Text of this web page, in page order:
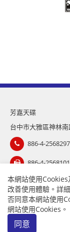
芳嘉天碟
台中市大雅區神林
886-4-
886-4-
APP｜隱私權政策
Designed by
本網站使用
改善使用體驗。詳
否同意本網站使用
網站使用Cookies。
同意